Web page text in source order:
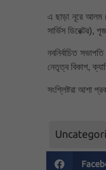
এ ছাড়া নূরে আলম
সার্ভিস ডিরেক্টর),
নবনির্বাচিত
নেতৃত্ব বিকাশ,
সংশ্লিষ্টরা আশা